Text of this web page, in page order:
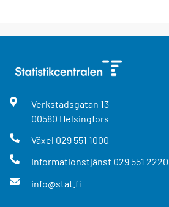
Verkstadsgatan 13
00580 Helsingfors
Växel 029 551 1000
Informationstjänst 029 551 2220
info@stat.fi